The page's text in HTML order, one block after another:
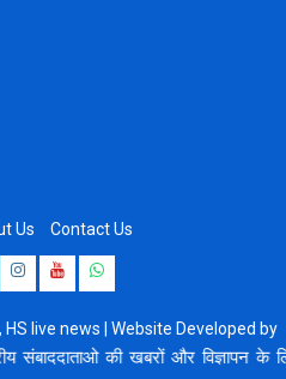
Us Contact Us
Instagram
Youtube
Whatsapp
live news | Website Developed by
की खबरों और विज्ञापन के लिए